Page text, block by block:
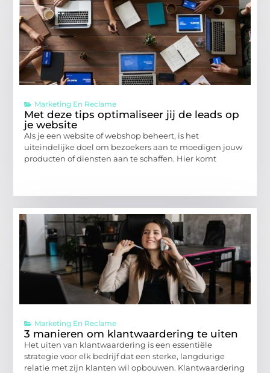
Marketing En Reclame
Met deze tips optimaliseer jij de leads op
je website
Als je een website of webshop beheert, is het
uiteindelijke doel om bezoekers aan te moedigen jouw
producten of diensten aan te schaffen. Hier komt
Marketing En Reclame
3 manieren om klantwaardering te uiten
Het uiten van klantwaardering is een essentiële
strategie voor elk bedrijf dat een sterke, langdurige
relatie met zijn klanten wil opbouwen. Klantwaardering